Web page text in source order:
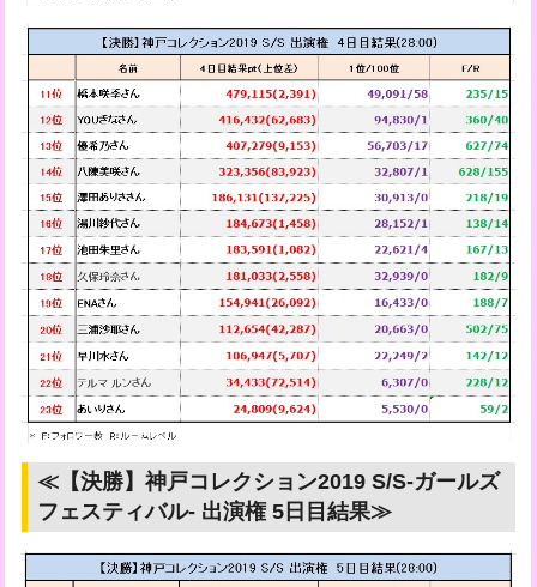
≪【決勝】神戸コレクション2019 S/S-ガールズ
フェスティバル- 出演権 5日目結果≫